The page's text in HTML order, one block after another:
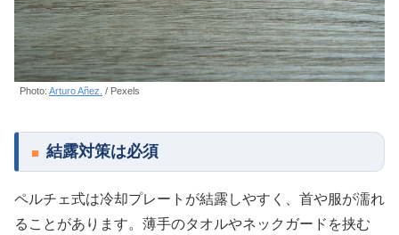
Photo: Arturo Añez. / Pexels
結露対策は必須
ペルチェ式は冷却プレートが結露しやすく、首や服が濡れ
ることがあります。薄手のタオルやネックガードを挟む